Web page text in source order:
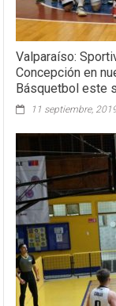
Valparaíso:
Concepción en
Básquetbol este
11 septiembre,